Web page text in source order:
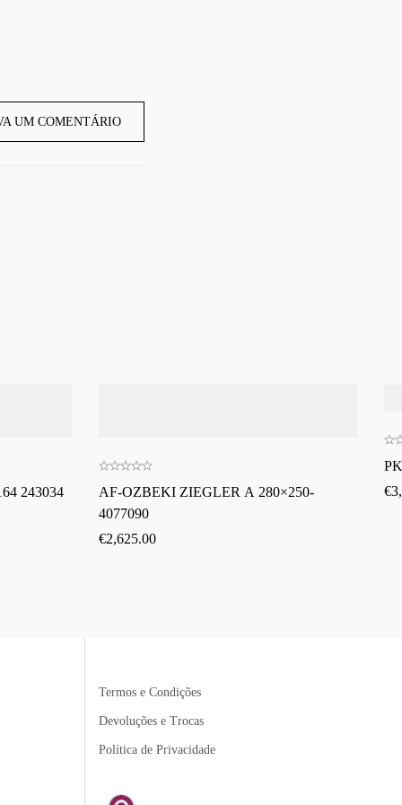
UM COMENTÁRIO
243034
AF-OZBEKI ZIEGLER A 280×250-
4077090
€2,625.00
€
Termos e Condições
Devoluções e Trocas
Política de Privacidade